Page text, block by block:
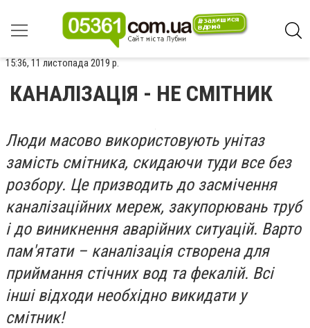
15:36, 11 листопада 2019 р.
КАНАЛІЗАЦІЯ - НЕ СМІТНИК
Люди масово використовують унітаз
замість смітника, скидаючи туди все без
розбору. Це призводить до засмічення
каналізаційних мереж, закупорювань труб
і до виникнення аварійних ситуацій. Варто
пам'ятати – каналізація створена для
приймання стічних вод та фекалій. Всі
інші відходи необхідно викидати у
смітник!